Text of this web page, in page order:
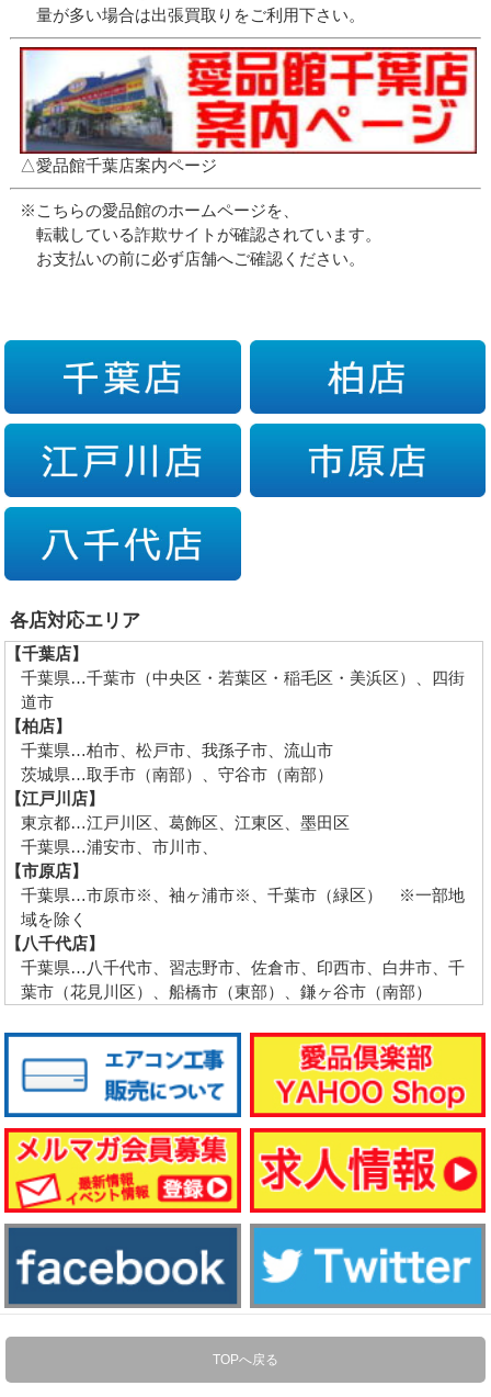
量が多い場合は出張買取りをご利用下さい。
△愛品館千葉店案内ページ
※こちらの愛品館のホームページを、
転載している詐欺サイトが確認されています。
お支払いの前に必ず店舗へご確認ください。
各店対応エリア
【千葉店】
千葉県…千葉市（中央区・若葉区・稲毛区・美浜区）、四街
道市
【柏店】
千葉県…柏市、松戸市、我孫子市、流山市
茨城県…取手市（南部）、守谷市（南部）
【江戸川店】
東京都…江戸川区、葛飾区、江東区、墨田区
千葉県…浦安市、市川市、
【市原店】
千葉県…市原市※、袖ヶ浦市※、千葉市（緑区） ※一部地
域を除く
【八千代店】
千葉県…八千代市、習志野市、佐倉市、印西市、白井市、千
葉市（花見川区）、船橋市（東部）、鎌ヶ谷市（南部）
TOPへ戻る